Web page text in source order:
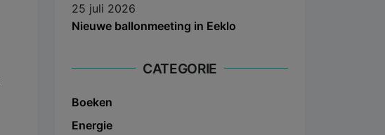
25 juli 2026
Nieuwe ballonmeeting in Eeklo
CATEGORIE
Boeken
Energie